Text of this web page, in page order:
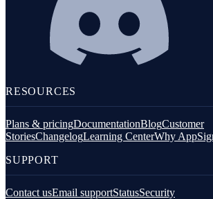
RESOURCES
Plans & pricingDocumentationBlogCustomer
StoriesChangelogLearning CenterWhy
SUPPORT
Contact usEmail supportStatusSecurity